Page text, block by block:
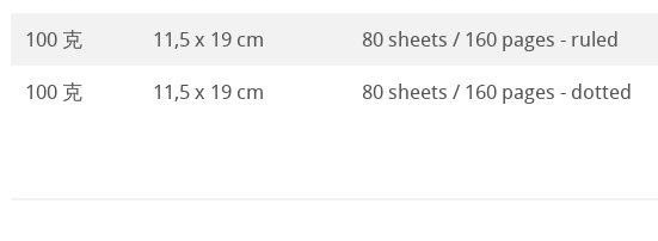
100 克 11,5 x 19 cm 80 sheets / 160 pages - ruled
100 克 11,5 x 19 cm 80 sheets / 160 pages - dotted